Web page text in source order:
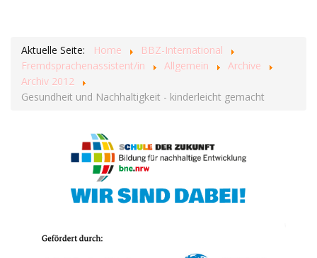
Aktuelle Seite: Home
BBZ-International
Fremdsprachenassistent/in
Allgemein
Archive
Archiv 2012
Gesundheit und Nachhaltigkeit - kinderleicht gemacht